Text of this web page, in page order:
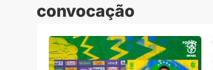
convocação